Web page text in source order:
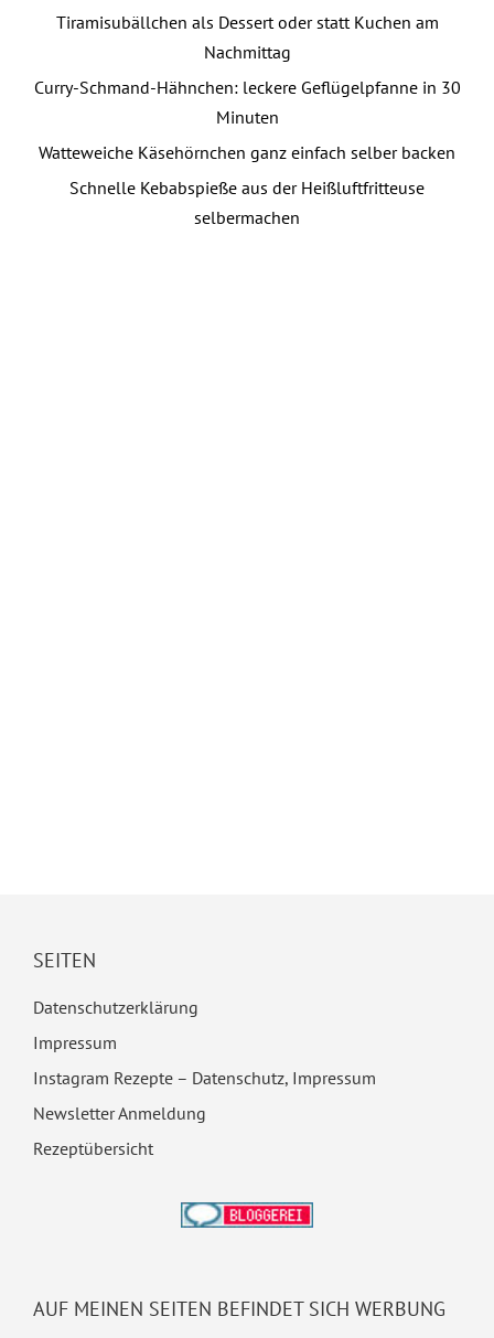
Tiramisubällchen als Dessert oder statt Kuchen am
Nachmittag
Curry-Schmand-Hähnchen: leckere Geflügelpfanne in 30
Minuten
Watteweiche Käsehörnchen ganz einfach selber backen
Schnelle Kebabspieße aus der Heißluftfritteuse
selbermachen
SEITEN
Datenschutzerklärung
Impressum
Instagram Rezepte – Datenschutz, Impressum
Newsletter Anmeldung
Rezeptübersicht
AUF MEINEN SEITEN BEFINDET SICH WERBUNG